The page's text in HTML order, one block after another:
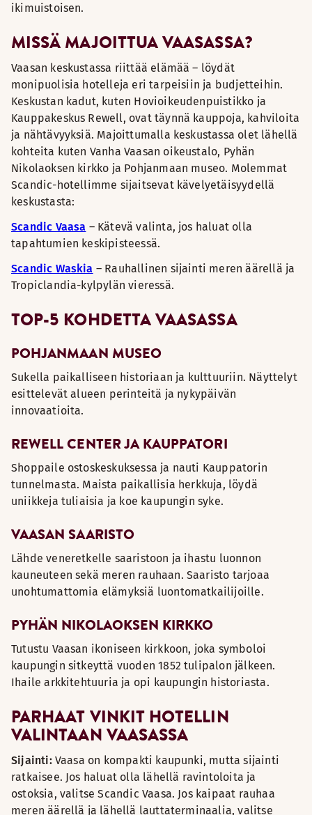
ikimuistoisen.
MISSÄ MAJOITTUA VAASASSA?
Vaasan keskustassa riittää elämää – löydät
monipuolisia hotelleja eri tarpeisiin ja budjetteihin.
Keskustan kadut, kuten Hovioikeudenpuistikko ja
Kauppakeskus Rewell, ovat täynnä kauppoja, kahviloita
ja nähtävyyksiä. Majoittumalla keskustassa olet lähellä
kohteita kuten Vanha Vaasan oikeustalo, Pyhän
Nikolaoksen kirkko ja Pohjanmaan museo. Molemmat
Scandic-hotellimme sijaitsevat kävelyetäisyydellä
keskustasta:
Scandic Vaasa – Kätevä valinta, jos haluat olla
tapahtumien keskipisteessä.
Scandic Waskia – Rauhallinen sijainti meren äärellä ja
Tropiclandia-kylpylän vieressä.
TOP-5 KOHDETTA VAASASSA
POHJANMAAN MUSEO
Sukella paikalliseen historiaan ja kulttuuriin. Näyttelyt
esittelevät alueen perinteitä ja nykypäivän
innovaatioita.
REWELL CENTER JA KAUPPATORI
Shoppaile ostoskeskuksessa ja nauti Kauppatorin
tunnelmasta. Maista paikallisia herkkuja, löydä
uniikkeja tuliaisia ja koe kaupungin syke.
VAASAN SAARISTO
Lähde veneretkelle saaristoon ja ihastu luonnon
kauneuteen sekä meren rauhaan. Saaristo tarjoaa
unohtumattomia elämyksiä luontomatkailijoille.
PYHÄN NIKOLAOKSEN KIRKKO
Tutustu Vaasan ikoniseen kirkkoon, joka symboloi
kaupungin sitkeyttä vuoden 1852 tulipalon jälkeen.
Ihaile arkkitehtuuria ja opi kaupungin historiasta.
PARHAAT VINKIT HOTELLIN
VALINTAAN VAASASSA
Sijainti:Vaasa on kompakti kaupunki, mutta sijainti
ratkaisee. Jos haluat olla lähellä ravintoloita ja
ostoksia, valitse Scandic Vaasa. Jos kaipaat rauhaa
meren äärellä ja lähellä lauttaterminaalia, valitse